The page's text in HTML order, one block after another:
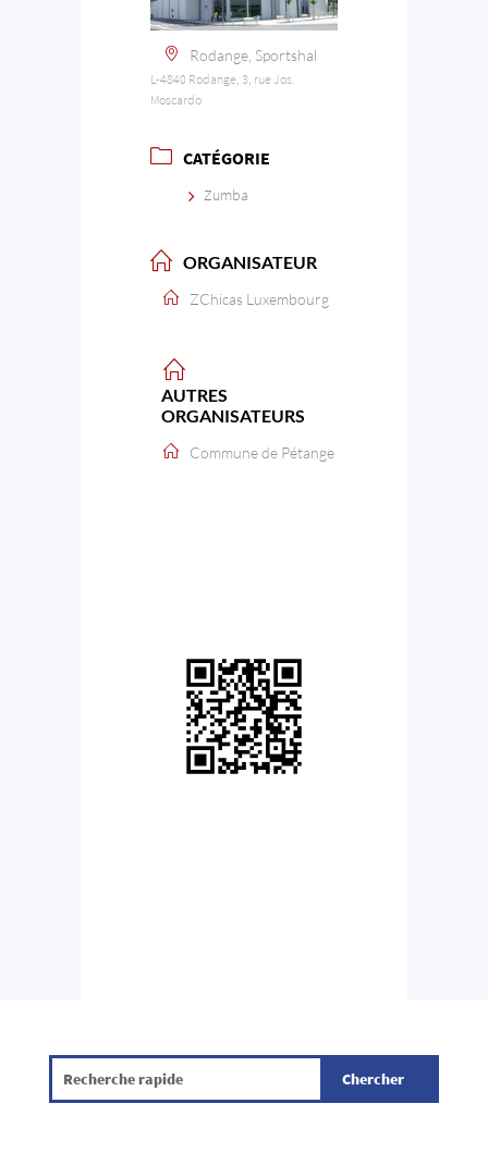
Rodange, Sportshal
L-4840 Rodange, 3, rue Jos.
Moscardo
CATÉGORIE
Zumba
ORGANISATEUR
ZChicas Luxembourg
AUTRES
ORGANISATEURS
Commune de Pétange